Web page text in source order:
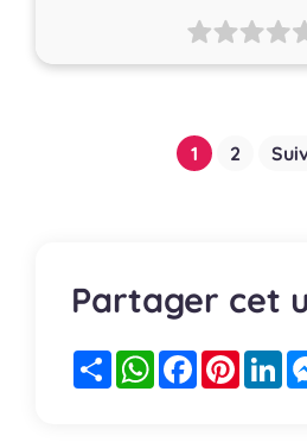
Pagination
1 2
Partager cet
PartagerWhatsApp
Facebook